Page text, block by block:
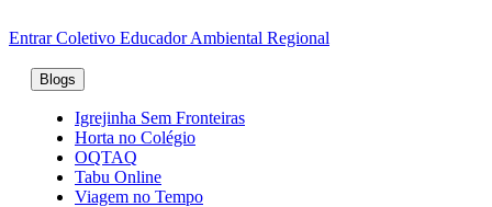
EntrarColetivo Educador Ambiental Regional
Blogs
Igrejinha Sem Fronteiras
Horta no Colégio
OQTAQ
Tabu Online
Viagem no Tempo